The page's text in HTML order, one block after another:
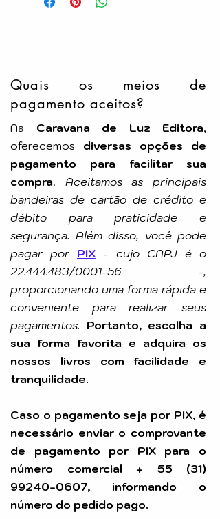
Autor: Milton Felipeli e Roosevelt
Editora: SOLIDUM
Quais os meios de
pagamento aceitos?
Na Caravana de Luz Editora,
oferecemos diversas opções de
pagamento para facilitar sua
compra. Aceitamos as principais
bandeiras de cartão de crédito e
débito para praticidade e
segurança. Além disso, você pode
pagar por PIX - cujo CNPJ é o
22.444.483/0001-56 -,
proporcionando uma forma rápida e
conveniente para realizar seus
pagamentos. Portanto, escolha a
sua forma favorita e adquira os
nossos livros com facilidade e
tranquilidade.
Caso o pagamento seja por PIX, é
necessário enviar o comprovante
de pagamento por PIX para o
número comercial + 55 (31)
99240-0607, informando o
número do pedido pago.